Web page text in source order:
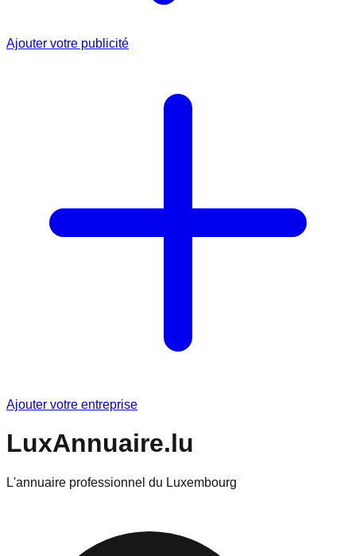
Ajouter votre publicité
Ajouter votre entreprise
LuxAnnuaire.lu
L'annuaire professionnel du Luxembourg